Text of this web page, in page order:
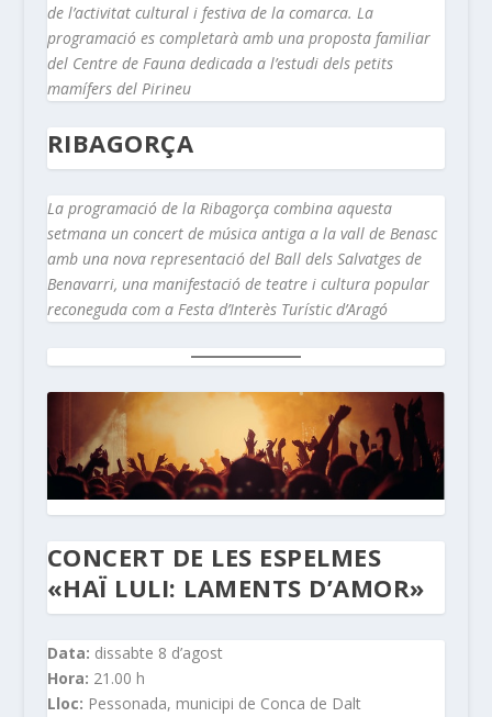
de l’activitat cultural i festiva de la comarca. La
programació es completarà amb una proposta familiar
del Centre de Fauna dedicada a l’estudi dels petits
mamífers del Pirineu
RIBAGORÇA
La programació de la Ribagorça combina aquesta
setmana un concert de música antiga a la vall de Benasc
amb una nova representació del Ball dels Salvatges de
Benavarri, una manifestació de teatre i cultura popular
reconeguda com a Festa d’Interès Turístic d’Aragó
CONCERT DE LES ESPELMES
«HAÏ LULI: LAMENTS D’AMOR»
Data: dissabte 8 d’agost
Hora: 21.00 h
Lloc: Pessonada, municipi de Conca de Dalt